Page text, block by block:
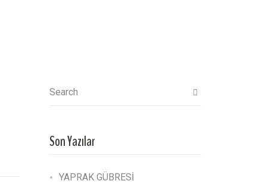
Search
Son Yazılar
YAPRAK GÜBRESİ